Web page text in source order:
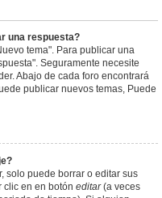
una respuesta?
tema". Para publicar una
Seguramente necesite
Abajo de cada foro encontrará
publicar nuevos temas, Puede
solo puede borrar o editar sus
clic en en botón editar(a veces